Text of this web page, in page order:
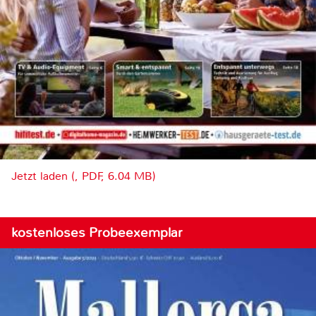
Jetzt laden (, PDF, 6.04 MB)
kostenloses Probeexemplar